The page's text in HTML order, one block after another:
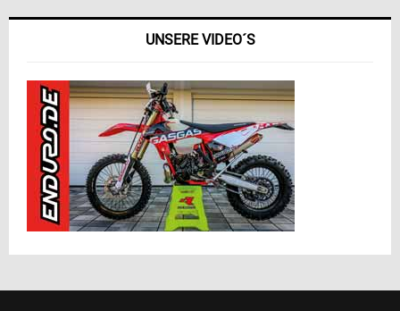
UNSERE VIDEO´S